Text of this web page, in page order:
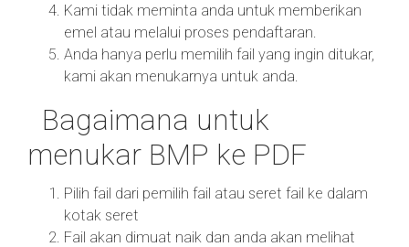
Kami tidak meminta anda untuk memberikan
emel atau melalui proses pendaftaran.
Anda hanya perlu memilih fail yang ingin ditukar,
kami akan menukarnya untuk anda.
Bagaimana untuk
menukar BMP ke PDF
Pilih fail dari pemilih fail atau seret fail ke dalam
kotak seret
Fail akan dimuat naik dan anda akan melihat